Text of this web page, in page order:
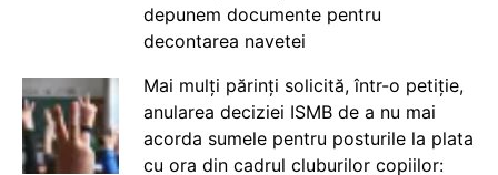
depunem documente pentru
decontarea navetei
Mai mulți părinți solicită, într-o petiție,
anularea deciziei ISMB de a nu mai
acorda sumele pentru posturile la plata
cu ora din cadrul cluburilor copiilor: